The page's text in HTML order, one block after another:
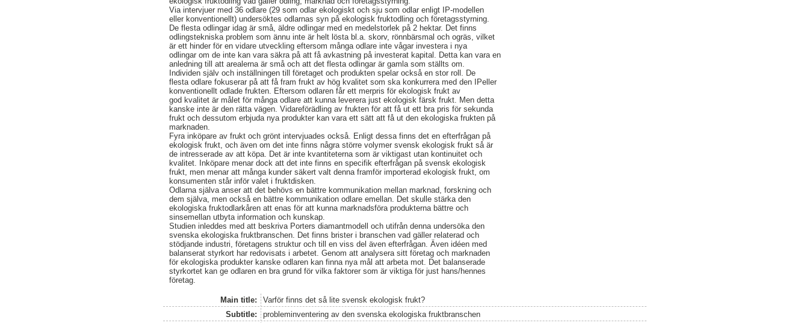
Via intervjuer med 36 odlare (29 som odlar ekologiskt och sju som odlar enligt IP-modellen
eller konventionellt) undersöktes odlarnas syn på ekologisk fruktodling och företagsstyrning.
De flesta odlingar idag är små, äldre odlingar med en medelstorlek på 2 hektar. Det finns
odlingstekniska problem som ännu inte är helt lösta bl.a. skorv, rönnbärsmal och ogräs, vilket
är ett hinder för en vidare utveckling eftersom många odlare inte vågar investera i nya
odlingar om de inte kan vara säkra på att få avkastning på investerat kapital. Detta kan vara en
anledning till att arealerna är små och att det flesta odlingar är gamla som ställts om.
Individen själv och inställningen till företaget och produkten spelar också en stor roll. De
flesta odlare fokuserar på att få fram frukt av hög kvalitet som ska konkurrera med den IPeller
konventionellt odlade frukten. Eftersom odlaren får ett merpris för ekologisk frukt av
god kvalitet är målet för många odlare att kunna leverera just ekologisk färsk frukt. Men detta
kanske inte är den rätta vägen. Vidareförädling av frukten för att få ut ett bra pris för sekunda
frukt och dessutom erbjuda nya produkter kan vara ett sätt att få ut den ekologiska frukten på
marknaden.
Fyra inköpare av frukt och grönt intervjuades också. Enligt dessa finns det en efterfrågan på
ekologisk frukt, och även om det inte finns några större volymer svensk ekologisk frukt så är
de intresserade av att köpa. Det är inte kvantiteterna som är viktigast utan kontinuitet och
kvalitet. Inköpare menar dock att det inte finns en specifik efterfrågan på svensk ekologisk
frukt, men menar att många kunder säkert valt denna framför importerad ekologisk frukt, om
konsumenten står inför valet i fruktdisken.
Odlarna själva anser att det behövs en bättre kommunikation mellan marknad, forskning och
dem själva, men också en bättre kommunikation odlare emellan. Det skulle stärka den
ekologiska fruktodlarkåren att enas för att kunna marknadsföra produkterna bättre och
sinsemellan utbyta information och kunskap.
Studien inleddes med att beskriva Porters diamantmodell och utifrån denna undersöka den
svenska ekologiska fruktbranschen. Det finns brister i branschen vad gäller relaterad och
stödjande industri, företagens struktur och till en viss del även efterfrågan. Även idéen med
balanserat styrkort har redovisats i arbetet. Genom att analysera sitt företag och marknaden
för ekologiska produkter kanske odlaren kan finna nya mål att arbeta mot. Det balanserade
styrkortet kan ge odlaren en bra grund för vilka faktorer som är viktiga för just hans/hennes
företag.
Main title:
Varför finns det så lite svensk ekologisk frukt?
Subtitle:
probleminventering av den svenska ekologiska fruktbranschen